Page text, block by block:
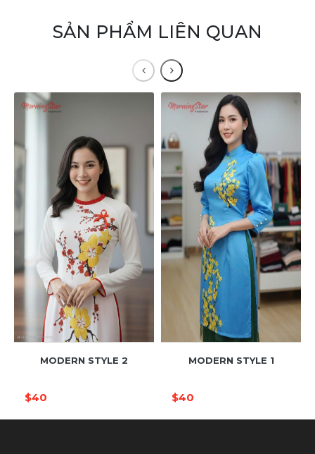
SẢN PHẨM LIÊN QUAN
MODERN STYLE 2
$40
MODERN STYLE 1
$40